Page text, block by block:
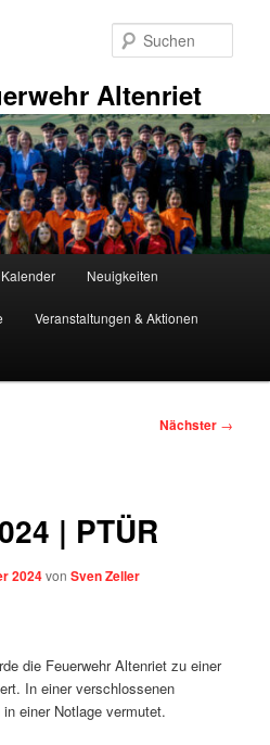
Altenriet
Kalender Neuigkeiten
Veranstaltungen & Aktionen
Nächster →
| PTÜR
2024vonSven Zeller
die Feuerwehr Altenriet zu einer
In einer verschlossenen
einer Notlage vermutet.